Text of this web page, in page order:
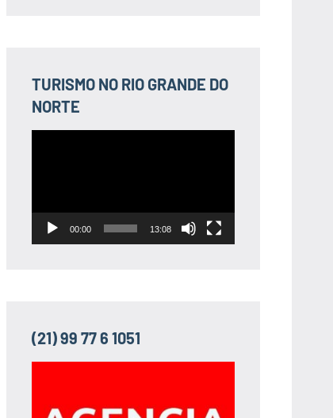
TURISMO NO RIO GRANDE DO
NORTE
00:00 13:08
(21) 99 77 6 1051